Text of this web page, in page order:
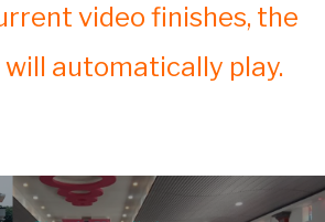
video finishes, the
will automatically play.